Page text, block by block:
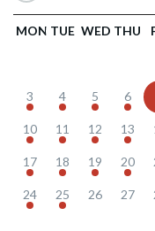
MON TUE WED THU
3 4 5 6
10 11 12 13
17 18 19 20
24 25 26 27